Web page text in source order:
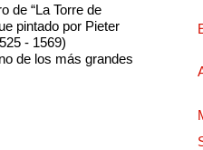
de “La Torre de
pintado por Pieter
- 1569)
de los más grandes